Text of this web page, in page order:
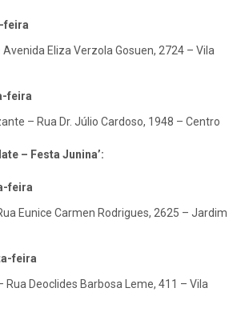
feira
Eliza Verzola Gosuen, 2724 – Vila
feira
– Rua Dr. Júlio Cardoso, 1948 – Centro
– Festa Junina’:
feira
Eunice Carmen Rodrigues, 2625 – Jardim
feira
Rua Deoclides Barbosa Leme, 411 – Vila